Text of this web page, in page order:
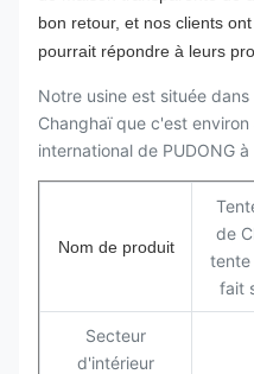
bon retour, et nos clients
pourrait répondre à leurs
Notre usine est située
Changhaï que c'est
international de PUDONG
Nom de produit
de
tente
fait
Secteur
d'intérieur